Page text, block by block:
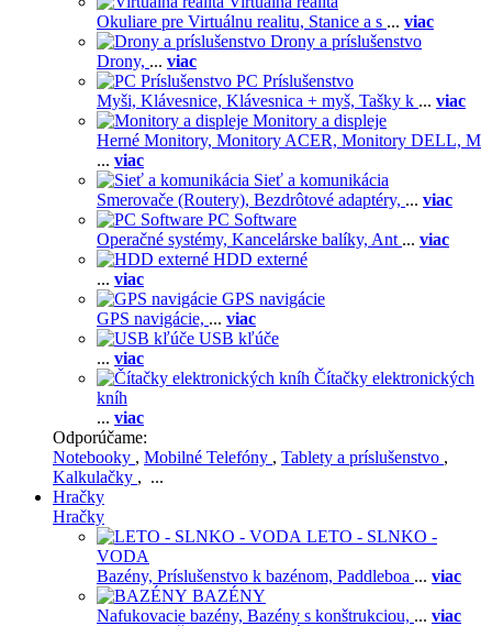
Okuliare pre Virtuálnu realitu, Stanice a s ... viac
Drony a príslušenstvo
Drony, ... viac
PC Príslušenstvo
Myši, Klávesnice, Klávesnica + myš, Tašky k ... viac
Monitory a displeje
Herné Monitory, Monitory ACER, Monitory DELL, M
... viac
Sieť a komunikácia
Smerovače (Routery), Bezdrôtové adaptéry, ... viac
PC Software
Operačné systémy, Kancelárske balíky, Ant ... viac
HDD externé
... viac
GPS navigácie
GPS navigácie, ... viac
USB kľúče
... viac
Čítačky elektronických
kníh
... viac
Odporúčame:
Notebooky , Mobilné Telefóny , Tablety a príslušenstvo ,
Kalkulačky , ...
Hračky
Hračky
LETO - SLNKO -
VODA
Bazény, Príslušenstvo k bazénom, Paddleboa ... viac
BAZÉNY
Nafukovacie bazény, Bazény s konštrukciou, ... viac